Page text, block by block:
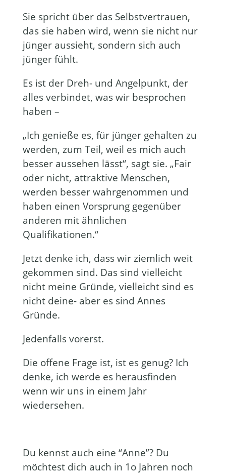
Sie spricht über das Selbstvertrauen,
das sie haben wird, wenn sie nicht nur
jünger aussieht, sondern sich auch
jünger fühlt.
Es ist der Dreh- und Angelpunkt, der
alles verbindet, was wir besprochen
haben –
„Ich genieße es, für jünger gehalten zu
werden, zum Teil, weil es mich auch
besser aussehen lässt“, sagt sie. „Fair
oder nicht, attraktive Menschen,
werden besser wahrgenommen und
haben einen Vorsprung gegenüber
anderen mit ähnlichen
Qualifikationen.“
Jetzt denke ich, dass wir ziemlich weit
gekommen sind. Das sind vielleicht
nicht meine Gründe, vielleicht sind es
nicht deine- aber es sind Annes
Gründe.
Jedenfalls vorerst.
Die offene Frage ist, ist es genug? Ich
denke, ich werde es herausfinden
wenn wir uns in einem Jahr
wiedersehen.
Du kennst auch eine “Anne”? Du
möchtest dich auch in 1o Jahren noch